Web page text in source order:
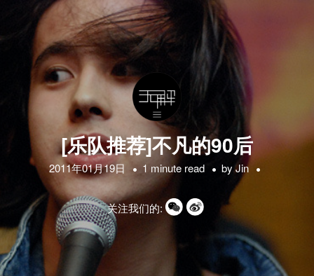
[乐队推荐]不凡的90后
2011年01月19日 1 minute read byJin
关注我们的: